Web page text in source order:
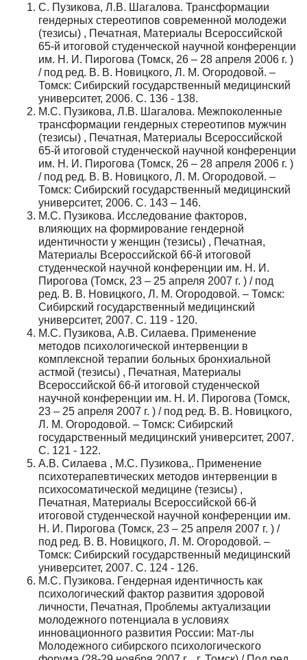
С. Пузикова, Л.В. Шагалова. Трансформации
гендерных стереотипов современной молодежи
(тезисы) , Печатная, Материалы Всероссийской
65-й итоговой студенческой научной конференции
им. Н. И. Пирогова (Томск, 26 – 28 апреля 2006 г. )
/ под ред. В. В. Новицкого, Л. М. Огородовой. –
Томск: Сибирский государственный медицинский
университет, 2006. С. 136 - 138.
М.С. Пузикова, Л.В. Шагалова. Межпоколенные
трансформации гендерных стереотипов мужчин
(тезисы) , Печатная, Материалы Всероссийской
65-й итоговой студенческой научной конференции
им. Н. И. Пирогова (Томск, 26 – 28 апреля 2006 г. )
/ под ред. В. В. Новицкого, Л. М. Огородовой. –
Томск: Сибирский государственный медицинский
университет, 2006. С. 143 – 146.
М.С. Пузикова. Исследование факторов,
влияющих на формирование гендерной
идентичности у женщин (тезисы) , Печатная,
Материалы Всероссийской 66-й итоговой
студенческой научной конференции им. Н. И.
Пирогова (Томск, 23 – 25 апреля 2007 г. ) / под
ред. В. В. Новицкого, Л. М. Огородовой. – Томск:
Сибирский государственный медицинский
университет, 2007. С. 119 - 120.
М.С. Пузикова, А.В. Силаева. Применение
методов психологической интервенции в
комплексной терапии больных бронхиальной
астмой (тезисы) , Печатная, Материалы
Всероссийской 66-й итоговой студенческой
научной конференции им. Н. И. Пирогова (Томск,
23 – 25 апреля 2007 г. ) / под ред. В. В. Новицкого,
Л. М. Огородовой. – Томск: Сибирский
государственный медицинский университет, 2007.
С. 121 - 122.
А.В. Силаева , М.С. Пузикова,. Применение
психотерапевтических методов интервенции в
психосоматической медицине (тезисы) ,
Печатная, Материалы Всероссийской 66-й
итоговой студенческой научной конференции им.
Н. И. Пирогова (Томск, 23 – 25 апреля 2007 г. ) /
под ред. В. В. Новицкого, Л. М. Огородовой. –
Томск: Сибирский государственный медицинский
университет, 2007. С. 124 - 126.
М.С. Пузикова. Гендерная идентичность как
психологический фактор развития здоровой
личности, Печатная, Проблемы актуализации
молодежного потенциала в условиях
инновационного развития России: Мат-лы
Молодежного сибирского психологического